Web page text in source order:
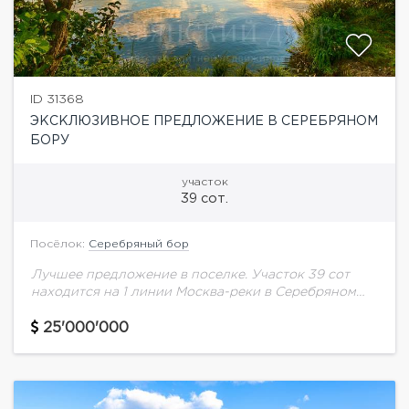
ID 31368
ЭКСКЛЮЗИВНОЕ ПРЕДЛОЖЕНИЕ В СЕРЕБРЯНОМ
БОРУ
участок
39 сот.
Посёлок: Серебряный бор
Лучшее предложение в поселке. Участок 39 сот
находится на 1 линии Москва-реки в Серебряном
газ.вода, электричество Основной вид
25'000'000